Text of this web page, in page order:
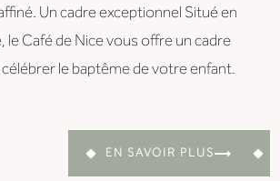
Un cadre exceptionnel Situé en
Café de Nice vous offre un cadre
le baptême de votre enfant.
EN SAVOIR PLUS